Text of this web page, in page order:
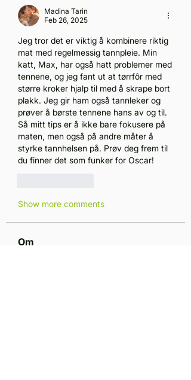
Madina Tarin
Feb 26, 2025
Jeg tror det er viktig å kombinere riktig
mat med regelmessig tannpleie. Min
katt, Max, har også hatt problemer med
tennene, og jeg fant ut at tørrfôr med
større kroker hjalp til med å skrape bort
plakk. Jeg gir ham også tannleker og
prøver å børste tennene hans av og til.
Så mitt tips er å ikke bare fokusere på
maten, men også på andre måter å
styrke tannhelsen på. Prøv deg frem til
du finner det som funker for Oscar!
Show more comments
Om